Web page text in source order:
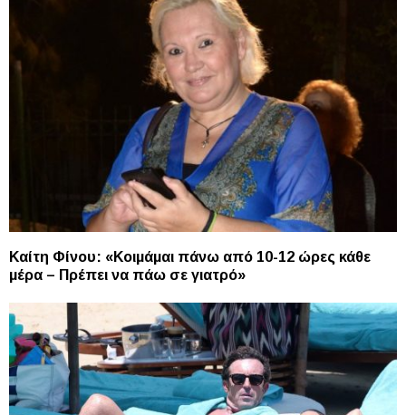
Καίτη Φίνου: «Κοιμάμαι πάνω από 10-12 ώρες κάθε
μέρα – Πρέπει να πάω σε γιατρό»